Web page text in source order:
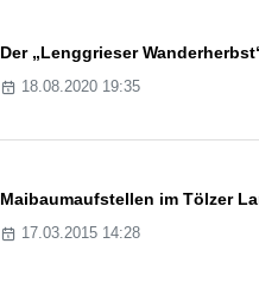
Der „Lenggrieser
18.08.2020 19:35
Maibaumaufstellen im Tölzer
17.03.2015 14:28